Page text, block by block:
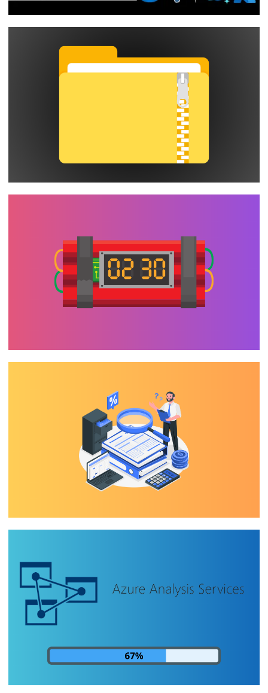
[Live 04/09/2023] - Dicas de Bancos de
Dados para Desenvolvedores - SQL
Server | 6ª edição
01 de setembro de 2023
SQL Server - Como identificar e
compressão de dados
24 de agosto de 2023 8 min de leitura
SQL Server - Como identificar a data que
1 min de leitura
SQL Server - Como criar uma auditoria de
15 de agosto de 2023